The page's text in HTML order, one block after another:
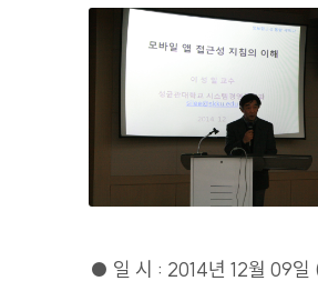
● 일 시 : 2014년 12월 09일